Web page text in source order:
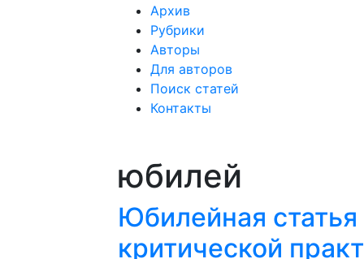
Архив
Рубрики
Авторы
Для авторов
Поиск статей
Контакты
юбилей
Юбилейная
критической